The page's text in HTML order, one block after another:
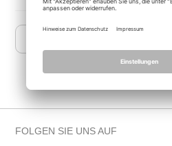
FOLGEN SIE UNS AUF